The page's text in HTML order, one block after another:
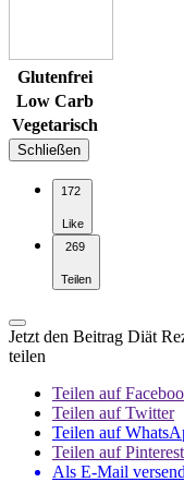
Glutenfrei
Low Carb
Vegetarisch
Schließen
172
Like
269
Teilen
Jetzt den Beitrag Diät
teilen
Teilen auf
Teilen auf Twitter
Teilen auf
Teilen auf Pinterest
Als E-Mail